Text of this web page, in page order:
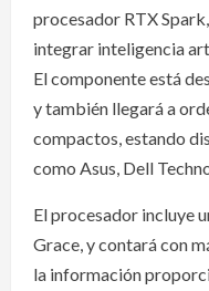
procesador RTX
integrar inteligencia
El componente está
y también llegará a
compactos, estando
como Asus, Dell
El procesador incluye
Grace, y contará con
la información